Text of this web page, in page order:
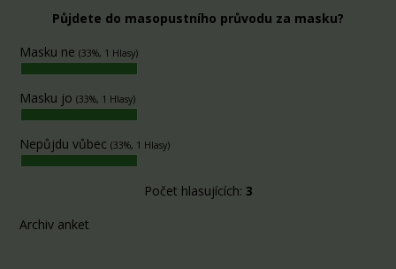
Půjdete do masopustního průvodu za masku?
Masku ne (33%, 1 Hlasy)
Masku jo (33%, 1 Hlasy)
Nepůjdu vůbec (33%, 1 Hlasy)
Počet hlasujících: 3
Archiv anket